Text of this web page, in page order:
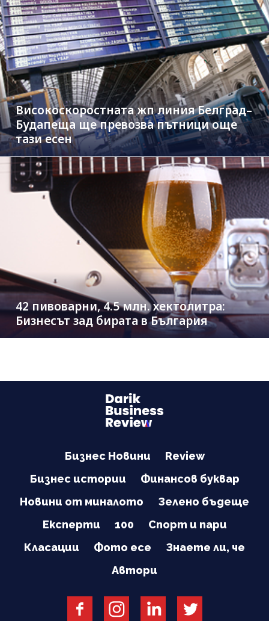
Високоскоростната жп линия Белград–
Будапеща ще превозва пътници още
тази есен
42 пивоварни, 4.5 млн. хектолитра:
Бизнесът зад бирата в България
Бизнес Новини
Review
Бизнес истории
Финансов буквар
Новини от миналото
Зелено бъдеще
Експерти
100
Спорт и пари
Класации
Фото есе
Знаете ли, че
Автори